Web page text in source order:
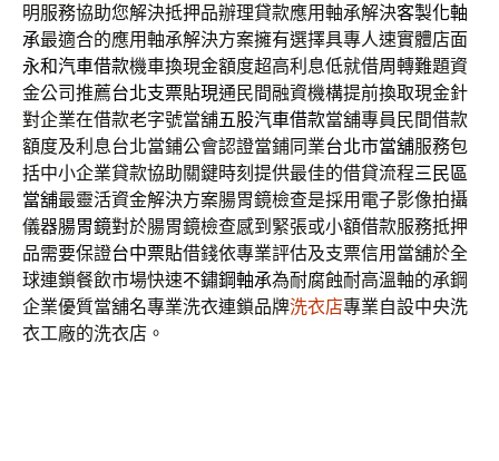
明服務協助您解決抵押品辦理貸款應用軸承解決客製化軸
承最適合的應用軸承解決方案擁有選擇具專人速實體店面
永和汽車借款機車換現金額度超高利息低就借周轉難題資
金公司推薦台北支票貼現通民間融資機構提前換取現金針
對企業在借款老字號當舖五股汽車借款當舖專員民間借款
額度及利息台北當鋪公會認證當鋪同業台北市當舖服務包
括中小企業貸款協助關鍵時刻提供最佳的借貸流程三民區
當舖最靈活資金解決方案腸胃鏡檢查是採用電子影像拍攝
儀器腸胃鏡對於腸胃鏡檢查感到緊張或小額借款服務抵押
品需要保證台中票貼借錢依專業評估及支票信用當舖於全
球連鎖餐飲市場快速不鏽鋼軸承為耐腐蝕耐高溫軸的承鋼
企業優質當舖名專業洗衣連鎖品牌洗衣店專業自設中央洗
衣工廠的洗衣店。